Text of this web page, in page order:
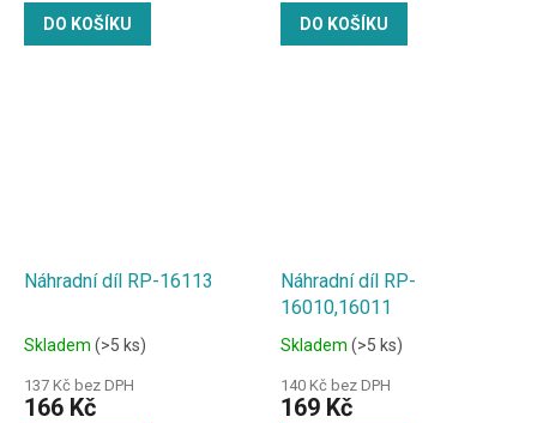
DO KOŠÍKU DO KOŠÍKU
Náhradní díl RP-16113
Skladem (>5 ks)
137 Kč bez DPH
166 Kč
Náhradní díl RP-
16010,16011
Skladem (>5 ks)
140 Kč bez DPH
169 Kč